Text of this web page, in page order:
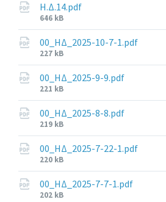
Η.Δ.14.pdf
File
size:
646 kB
00_ΗΔ_2025-10-7-1.pdf
File
size:
227 kB
00_ΗΔ_2025-9-9.pdf
File
size:
221 kB
00_ΗΔ_2025-8-8.pdf
File
size:
219 kB
00_ΗΔ_2025-7-22-1.pdf
File
size:
220 kB
00_ΗΔ_2025-7-7-1.pdf
File
202 kB